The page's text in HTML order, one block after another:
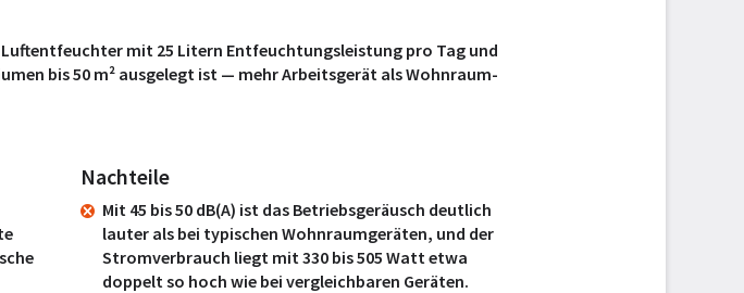
mit 25 Litern Entfeuchtungsleistung pro Tag und
bis 50 m² ausgelegt ist — mehr Arbeitsgerät als Wohnraum-
Nachteile
Mit 45 bis 50 dB(A) ist das Betriebsgeräusch deutlich
lauter als bei typischen Wohnraumgeräten, und der
Stromverbrauch liegt mit 330 bis 505 Watt etwa
doppelt so hoch wie bei vergleichbaren Geräten.